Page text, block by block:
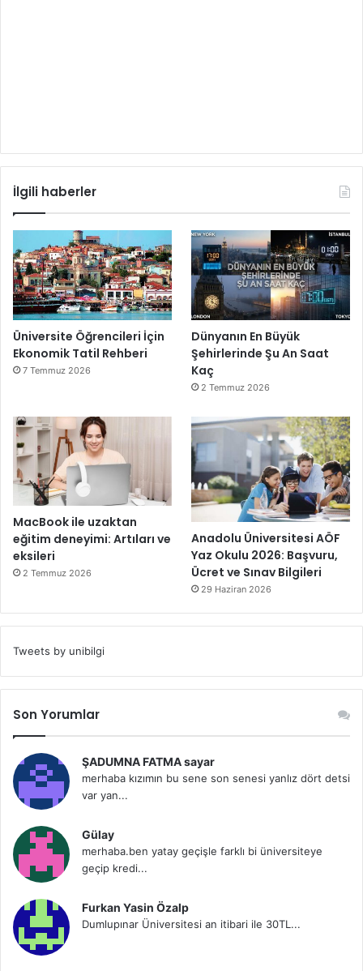
İlgili haberler
Üniversite Öğrencileri İçin
Ekonomik Tatil Rehberi
7 Temmuz 2026
Dünyanın En Büyük
Şehirlerinde Şu An Saat
Kaç
2 Temmuz 2026
MacBook ile uzaktan
eğitim deneyimi: Artıları ve
eksileri
2 Temmuz 2026
Anadolu Üniversitesi AÖF
Yaz Okulu 2026: Başvuru,
Ücret ve Sınav Bilgileri
29 Haziran 2026
Tweets by unibilgi
Son Yorumlar
ŞADUMNA FATMA sayar
merhaba kızımın bu sene son senesi yanlız dört detsi
var yan...
Gülay
merhaba.ben yatay geçişle farklı bi üniversiteye
geçip kredi...
Furkan Yasin Özalp
Dumlupınar Üniversitesi an itibari ile 30TL...